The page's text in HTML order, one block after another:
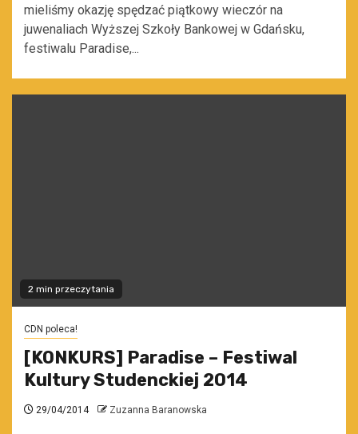
mieliśmy okazję spędzać piątkowy wieczór na
juwenaliach Wyższej Szkoły Bankowej w Gdańsku,
festiwalu Paradise,...
2 min przeczytania
CDN poleca!
[KONKURS] Paradise – Festiwal
Kultury Studenckiej 2014
29/04/2014 Zuzanna Baranowska